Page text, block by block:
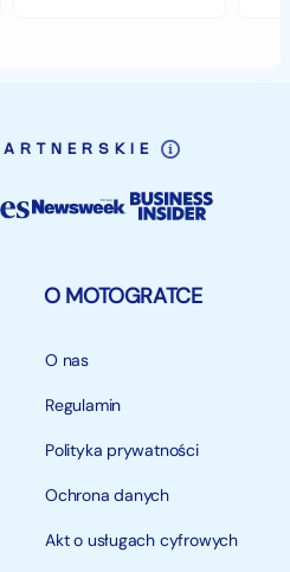
O MOTOGRATCE
O nas
Regulamin
Polityka prywatności
Ochrona danych
Akt o usługach cyfrowych